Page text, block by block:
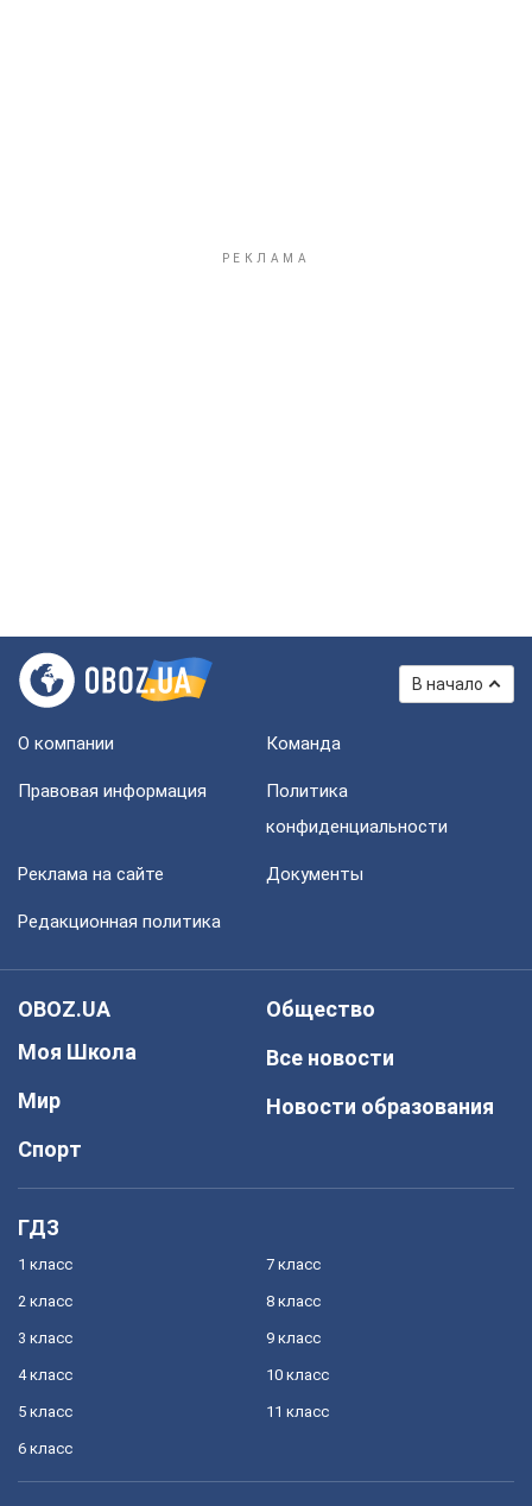
В начало
О компании Команда
Правовая информация
Политика
конфиденциальности
Реклама на сайте Документы
Редакционная политика
OBOZ.UA
Моя Школа
Мир
Спорт
Общество
Все новости
Новости образования
ГДЗ
1 класс
2 класс
3 класс
4 класс
5 класс
6 класс
7 класс
8 класс
9 класс
10 класс
11 класс